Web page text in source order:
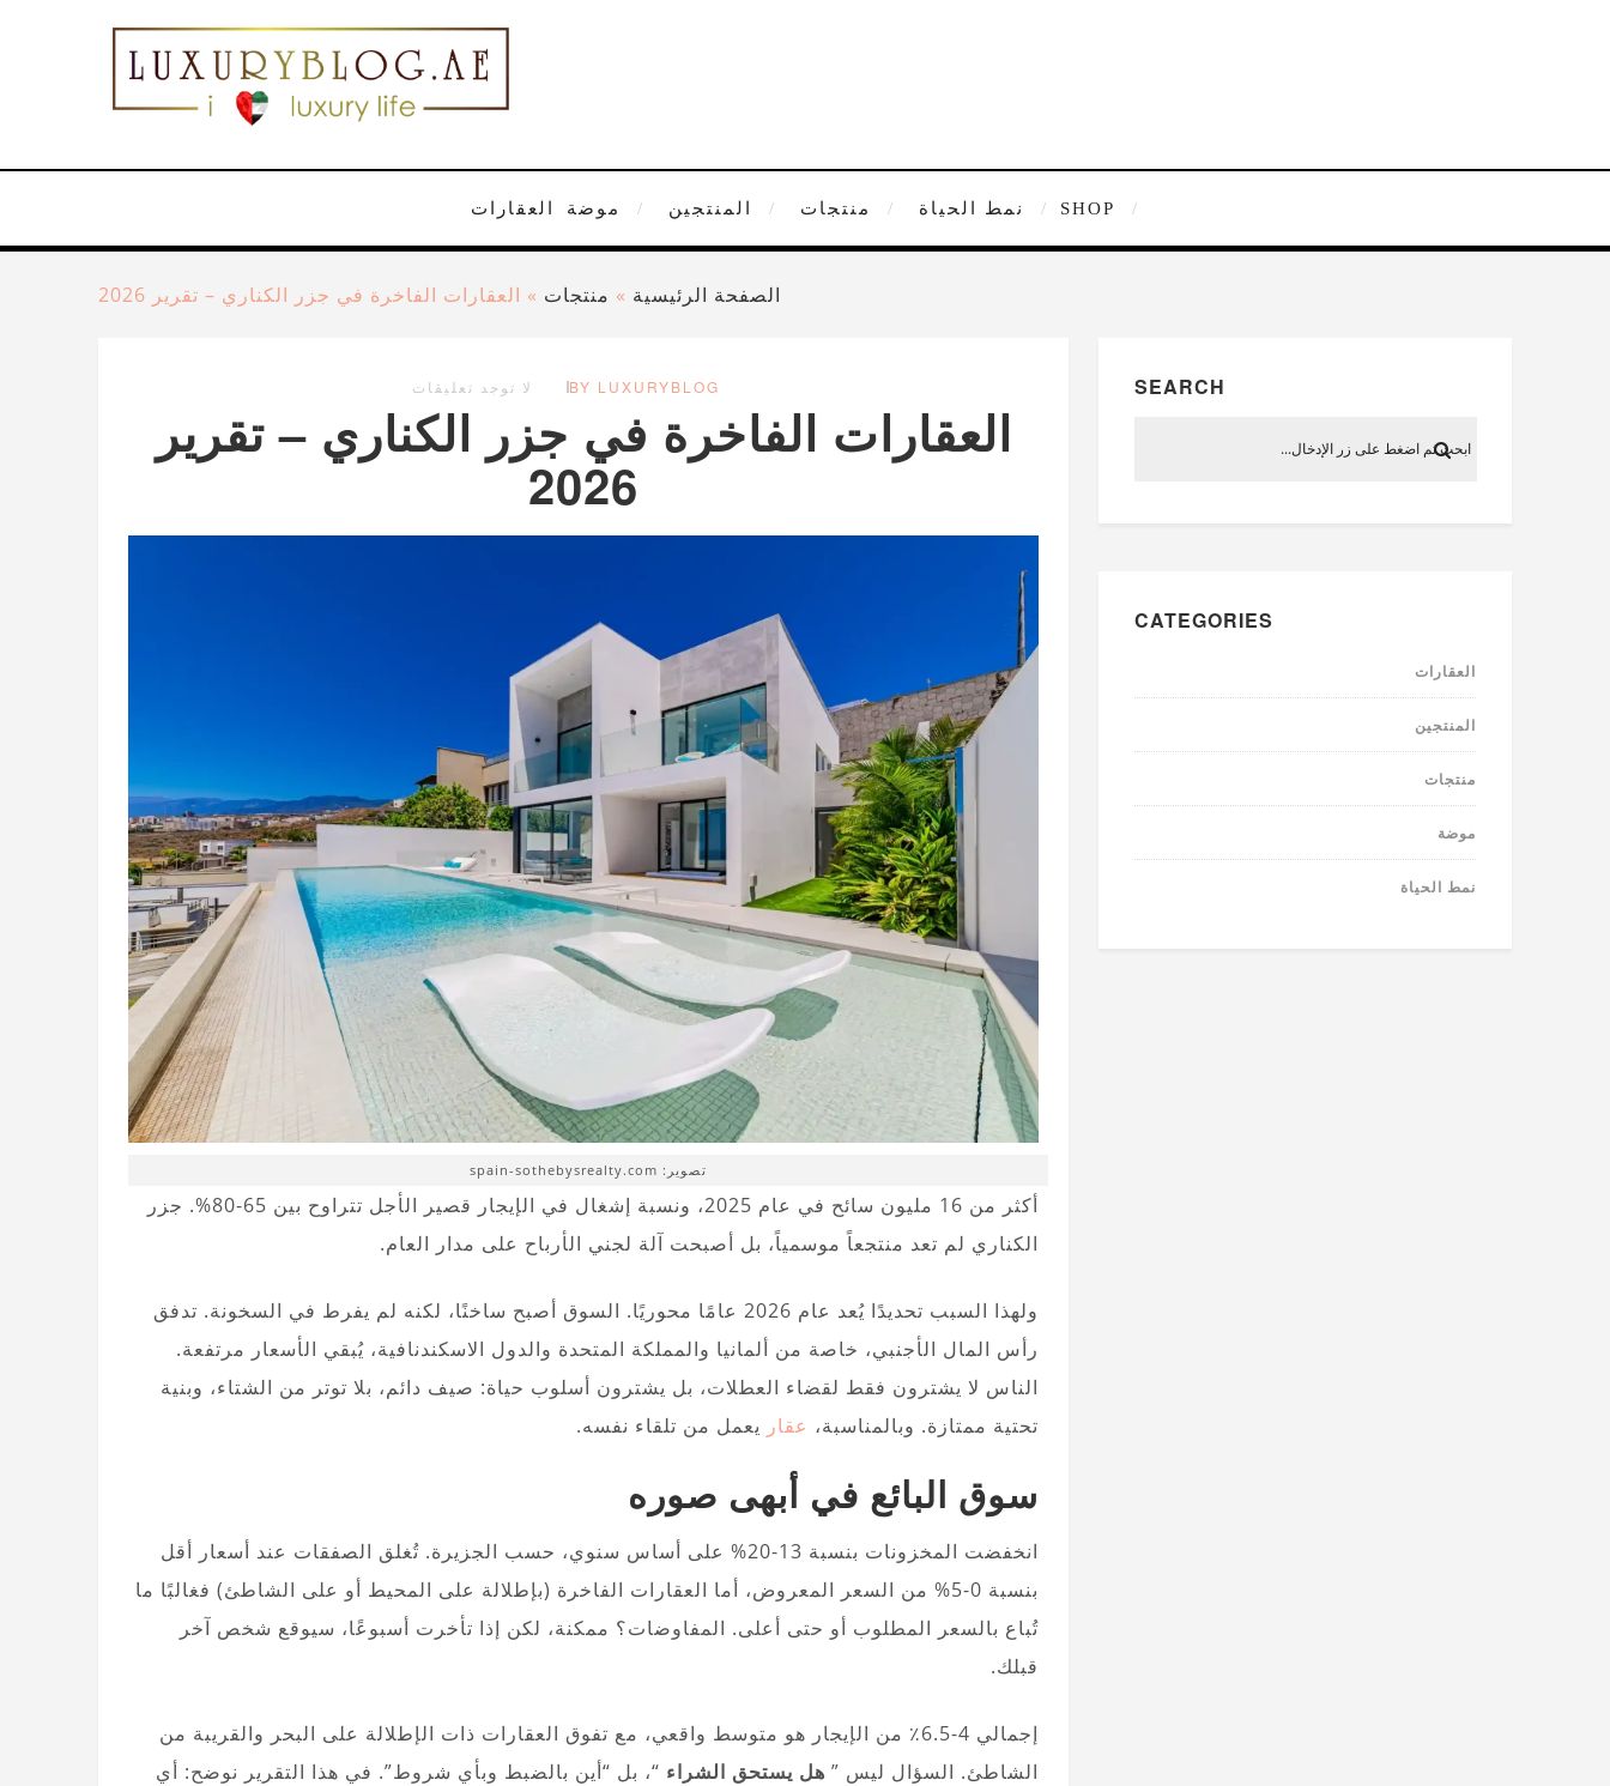
SHOP نمط الحياة منتجات المنتجين موضة العقارات
الصفحة الرئيسية » منتجات » العقارات الفاخرة في جزر الكناري – تقرير 2026
BY LUXURYBLOG لا توجد تعليقات
العقارات الفاخرة في جزر الكناري – تقرير
2026
تصوير: spain-sothebysrealty.com
أكثر من 16 مليون سائح في عام 2025، ونسبة إشغال في الإيجار قصير الأجل تتراوح بين 65-80%. جزر
الكناري لم تعد منتجعاً موسمياً، بل أصبحت آلة لجني الأرباح على مدار العام.
ولهذا السبب تحديدًا يُعد عام 2026 عامًا محوريًا. السوق أصبح ساخنًا، لكنه لم يفرط في السخونة. تدفق
رأس المال الأجنبي، خاصة من ألمانيا والمملكة المتحدة والدول الاسكندنافية، يُبقي الأسعار مرتفعة.
الناس لا يشترون فقط لقضاء العطلات، بل يشترون أسلوب حياة: صيف دائم، بلا توتر من الشتاء، وبنية
تحتية ممتازة. وبالمناسبة، عقار يعمل من تلقاء نفسه.
سوق البائع في أبهى صوره
انخفضت المخزونات بنسبة 13-20% على أساس سنوي، حسب الجزيرة. تُغلق الصفقات عند أسعار أقل
بنسبة 0-5% من السعر المعروض، أما العقارات الفاخرة (بإطلالة على المحيط أو على الشاطئ) فغالبًا ما
تُباع بالسعر المطلوب أو حتى أعلى. المفاوضات؟ ممكنة، لكن إذا تأخرت أسبوعًا، سيوقع شخص آخر
قبلك.
إجمالي 4-6.5٪ من الإيجار هو متوسط واقعي، مع تفوق العقارات ذات الإطلالة على البحر والقريبة من
الشاطئ. السؤال ليس ” هل يستحق الشراء “، بل “أين بالضبط وبأي شروط”. في هذا التقرير نوضح: أي
SEARCH
CATEGORIES
العقارات
المنتجين
منتجات
موضة
نمط الحياة